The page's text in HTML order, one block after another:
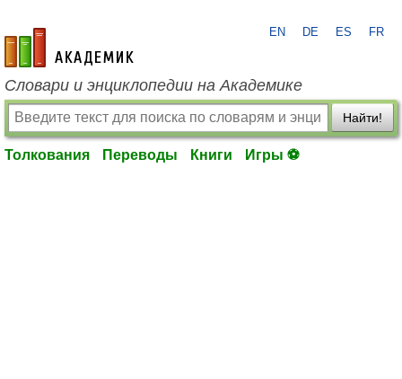
academic.ru
EN DE ES FR
Словари и энциклопедии на Академике
Найти!
Толкования Переводы Книги Игры ⚽